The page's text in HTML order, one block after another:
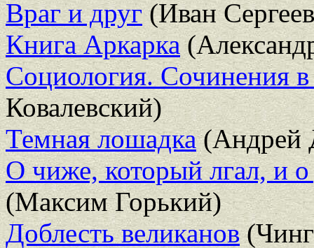
Враг и друг(Иван
Книга Аркарка
Социология. Сочинения в
Ковалевский)
Темная лошадка(Андрей
О чиже, который лгал, и
(Максим Горький)
Доблесть великанов